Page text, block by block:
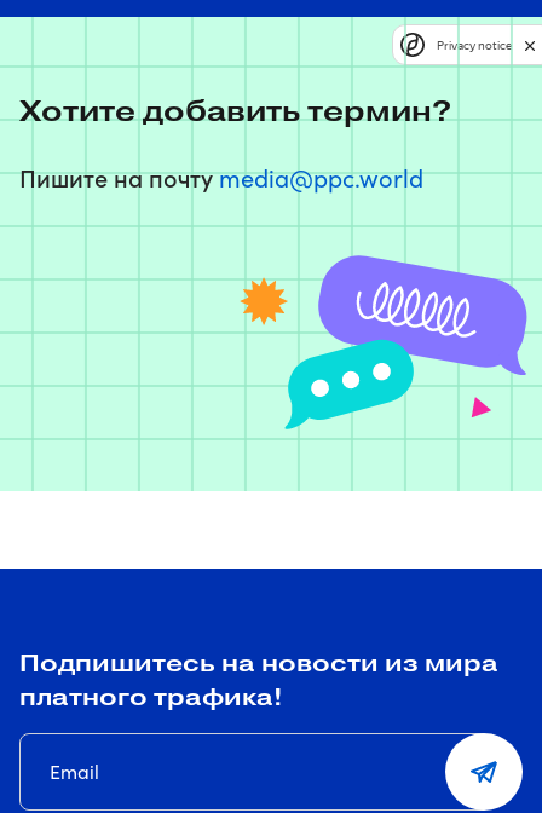
Хотите добавить термин?
Пишите на почтуmedia@ppc.world
Подпишитесь на новости из мира
платного трафика!
Privacy notice